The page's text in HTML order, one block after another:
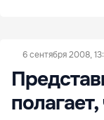
6 сентября 2008,